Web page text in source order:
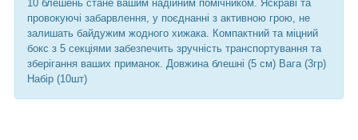
10 блешень стане вашим надійним помічником. Яскраві та
провокуючі забарвлення, у поєднанні з активною грою, не
залишать байдужим жодного хижака. Компактний та міцний
бокс з 5 секціями забезпечить зручність транспортування та
зберігання ваших приманок. Довжина блешні (5 см) Вага (3гр)
Набір (10шт)